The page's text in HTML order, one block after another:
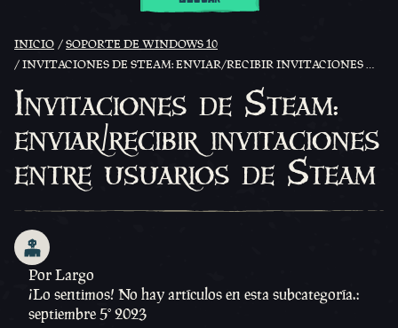
INICIO
SOPORTE DE WINDOWS 10
INVITACIONES DE STEAM: ENVIAR/RECIBIR INVITACIONES ENTRE USUARIOS DE STEAM
Invitaciones de Steam:
enviar/recibir invitaciones
entre usuarios de Steam
Por Largo
¡Lo sentimos! No hay artículos en esta subcategoría.:
septiembre 5º 2023